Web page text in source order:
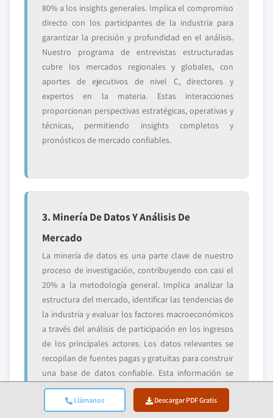
Llámanos Descargar PDF Gratis
80% a los insights generales. Implica el compromiso
directo con los participantes de la industria para
garantizar la precisión y profundidad en el análisis.
Nuestro programa de entrevistas estructuradas
cubre los mercados regionales y globales, con
aportes de ejecutivos de nivel C, directores y
expertos en la materia. Estas interacciones
proporcionan perspectivas estratégicas, operativas y
técnicas, permitiendo insights completos y
pronósticos de mercado confiables.
3. Minería De Datos Y Análisis De
Mercado
La minería de datos es una parte clave de nuestro
proceso de investigación, contribuyendo con casi el
20% a la metodología general. Implica analizar la
estructura del mercado, identificar las tendencias de
la industria y evaluar los factores macroeconómicos
a través del análisis de participación en los ingresos
de los principales actores. Los datos relevantes se
recopilan de fuentes pagas y gratuitas para construir
una base de datos confiable. Esta información se
integra luego para respaldar la investigación
primaria y el dimensionamiento del mercado, con